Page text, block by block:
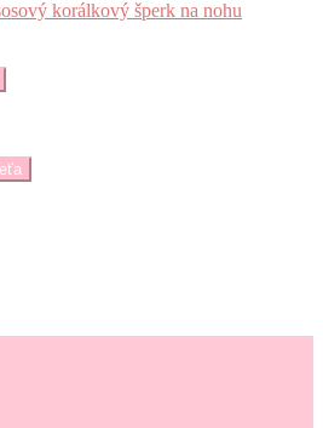
korálkový šperk na nohu